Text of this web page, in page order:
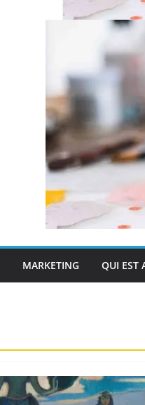
MARKETING QUI EST